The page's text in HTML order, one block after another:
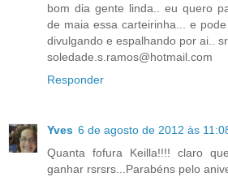
bom dia gente linda.. eu quero
de maia essa carteirinha... e
divulgando e espalhando por ai..
soledade.s.ramos@hotmail.com
Responder
Yves 6 de agosto de 2012 às
Quanta fofura Keilla!!!! claro
ganhar rsrsrs...Parabéns pelo